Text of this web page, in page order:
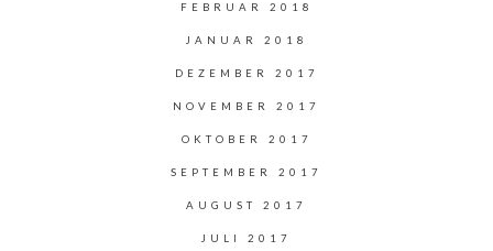
FEBRUAR 2018
JANUAR 2018
DEZEMBER 2017
NOVEMBER 2017
OKTOBER 2017
SEPTEMBER 2017
AUGUST 2017
JULI 2017